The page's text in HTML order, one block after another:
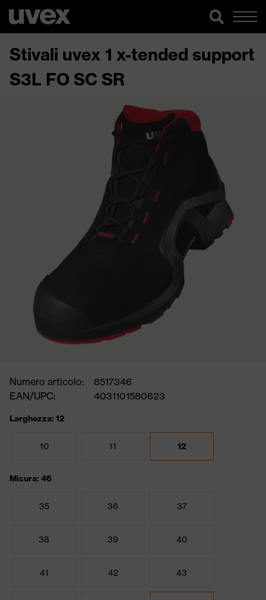
Stivali uvex 1 x-tended support
S3L FO SC SR
Numero articolo:
8517346
EAN/UPC:
4031101580623
Larghezza: 12
10 11 12
Misura: 46
35 36 37
38 39 40
41 42 43